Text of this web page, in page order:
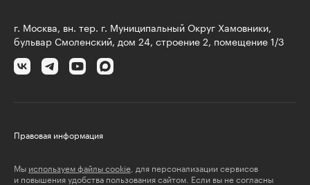
г. Москва, вн. тер. г. Муниципальный Округ Хамовники,
бульвар Смоленский, дом 24, строение 2, помещение 1/3
Правовая информация
Мы используем файлы cookie , для персонализации сервисов
и повышения удобства пользования сайтом. Если вы не согласны